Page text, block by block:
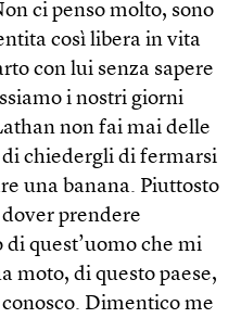
ci penso molto, sono
così libera in vita
con lui senza sapere
i nostri giorni
non fai mai delle
chiedergli di fermarsi
una banana. Piuttosto
prendere
quest’uomo che mi
moto, di questo paese,
Dimentico me